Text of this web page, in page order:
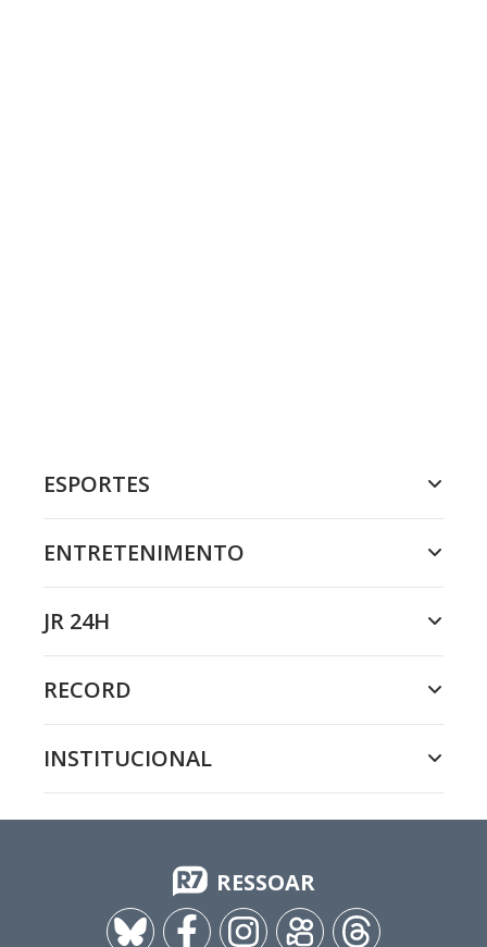
ESPORTES
ENTRETENIMENTO
JR 24H
RECORD
INSTITUCIONAL
RESSOAR